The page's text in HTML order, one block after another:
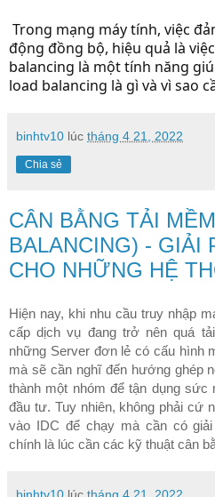
Trong mạng máy tính, việc
động đồng bộ, hiệu quả là
balancing là một tính năng
load balancing là gì và vì sao
binhtv10 lúc tháng 4 21, 2022
Chia sẻ
CÂN BẰNG TẢI
BALANCING) - GIẢI
CHO NHỮNG HỆ
Hiện nay, khi nhu cầu truy nhập
cấp dịch vụ đang trở nên quá
những Server đơn lẻ có cấu hình
mà sẽ cần nghĩ đến hướng ghép
thành một nhóm để tận dụng
đầu tư. Tuy nhiên, không phải cứ
vào IDC để chạy mà cần có
chính là lúc cần các kỹ thuật cân